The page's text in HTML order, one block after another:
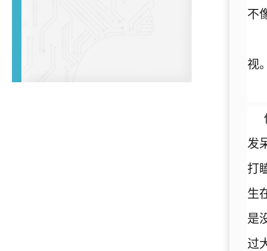
不
视
发
打
生
是
过